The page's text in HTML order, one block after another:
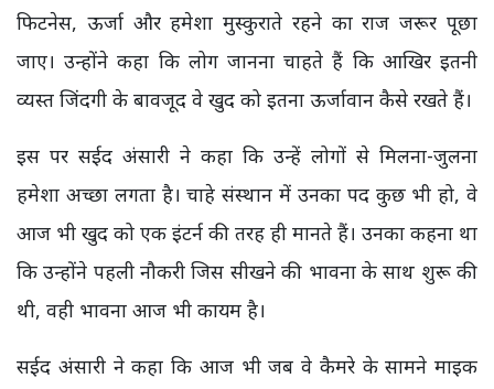
फिटनेस, ऊर्जा और हमेशा मुस्कुराते रहने का राज जरूर पूछा
जाए। उन्होंने कहा कि लोग जानना चाहते हैं कि आखिर इतनी
व्यस्त जिंदगी के बावजूद वे खुद को इतना ऊर्जावान कैसे रखते हैं।
इस पर सईद अंसारी ने कहा कि उन्हें लोगों से मिलना-जुलना
हमेशा अच्छा लगता है। चाहे संस्थान में उनका पद कुछ भी हो, वे
आज भी खुद को एक इंटर्न की तरह ही मानते हैं। उनका कहना था
कि उन्होंने पहली नौकरी जिस सीखने की भावना के साथ शुरू की
थी, वही भावना आज भी कायम है।
सईद अंसारी ने कहा कि आज भी जब वे कैमरे के सामने माइक